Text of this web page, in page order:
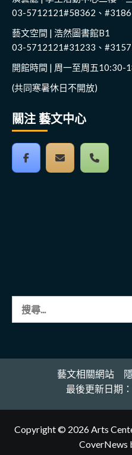
03-5712121#58362、
藝文空間 | 浩然圖書館B1
03-5712121#31233、
開館時間 | 周一至周五10:30-
(共同寒暑休日不開放)
關注 藝文中心
字:
藝文相關網站
最後更新日期
Copyright © 2026 Arts
CoverNews